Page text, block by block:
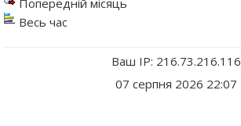
Весь час
Ваш IP: 216.73.216.116
07 серпня 2026 22:07